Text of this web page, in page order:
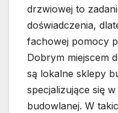
drzwiowej to
doświadczenia,
fachowej pomocy
Dobrym miejscem
są lokalne sklepy
specjalizujące się
budowlanej. W